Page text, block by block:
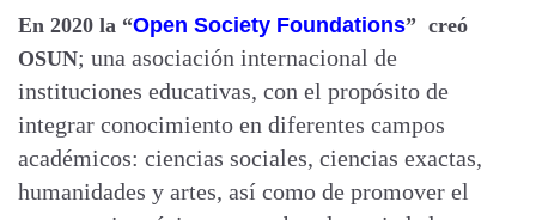
En 2020 la “Open Society Foundations” creó
OSUN; una asociación internacional de
instituciones educativas, con el propósito de
integrar conocimiento en diferentes campos
académicos: ciencias sociales, ciencias exactas,
humanidades y artes, así como de promover el